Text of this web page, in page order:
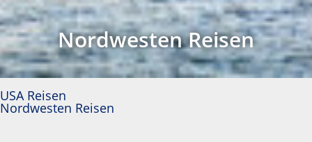
Nordwesten Reisen
USA Reisen
Nordwesten Reisen